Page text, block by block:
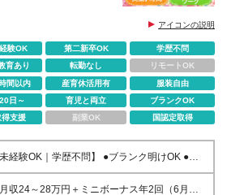
アイコンの説明
験OK 第二新卒OK
学歴不問
育あり 転勤なし
リモートOK
間以内 産育休活用有
服装自由
日～ 育児と両立
ブランクOK
支援 副業OK 国認定取得
未経験OK｜学歴不問】 ●ブランク明けOK ●マ
んな方にオススメ》 ◎家庭と
仕事を続けたい方 ◎安定企業で働きたい方
収24～28万円＋ミニボーナス年2回（6月、